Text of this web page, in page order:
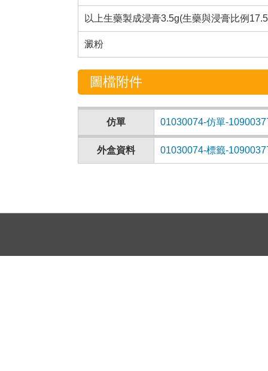
以上生藥製成浸膏3.5g(生藥與浸膏比例
澱粉
圖檔附件
仿單 01030074-仿單-
外盒資料 01030074-標籤-